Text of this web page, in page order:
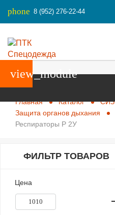
phone 8 (952) 276-22-44
Главная Каталог
СИЗ
Защита органов дыхания
Респираторы Р 2У
ФИЛЬТР ТОВАРОВ
Цена
view_module